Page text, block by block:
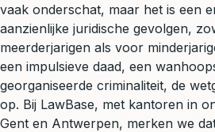
vaak onderschat, maar het is een
aanzienlijke juridische gevolgen,
meerderjarigen als voor
een impulsieve daad, een
georganiseerde criminaliteit, de
op. Bij LawBase, met kantoren in
Gent en Antwerpen, merken we